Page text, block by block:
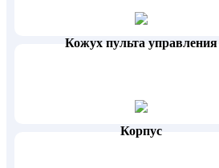
Кожух пульта управления
Корпус